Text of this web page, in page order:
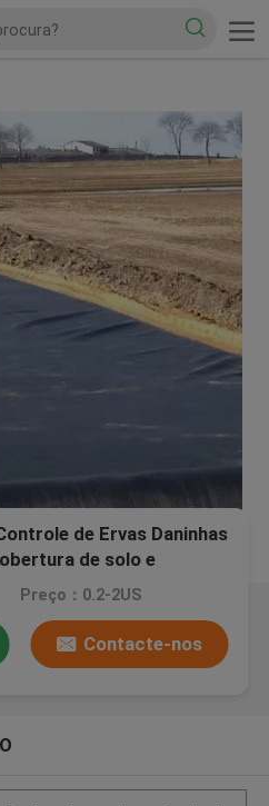
de Ervas Daninhas
de solo e
Preço：0.2-2US
Contacte-nos